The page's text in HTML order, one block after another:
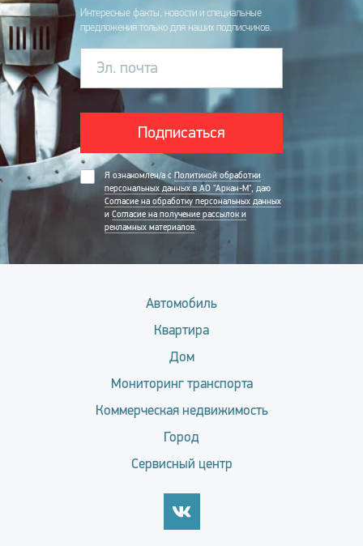
Интересные факты, новости и специальные
предложения только для наших подписчиков.
Эл. почта
Подписаться
Я ознакомлен/а с Политикой обработки
персональных данных в АО "Аркан-М", даю
Согласие на обработку персональных данных
и Согласие на получение рассылок и
рекламных материалов.
Автомобиль
Квартира
Дом
Мониторинг транспорта
Коммерческая недвижимость
Город
Сервисный центр